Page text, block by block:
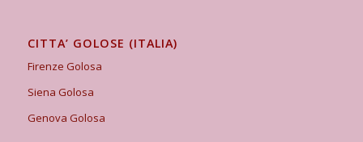
CITTA’ GOLOSE (ITALIA)
Firenze Golosa
Siena Golosa
Genova Golosa